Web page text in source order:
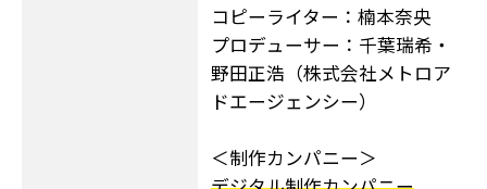
コピーライター：楠本奈央
プロデューサー：千葉瑞希・
野田正浩（株式会社メトロア
ドエージェンシー）
＜制作カンパニー＞